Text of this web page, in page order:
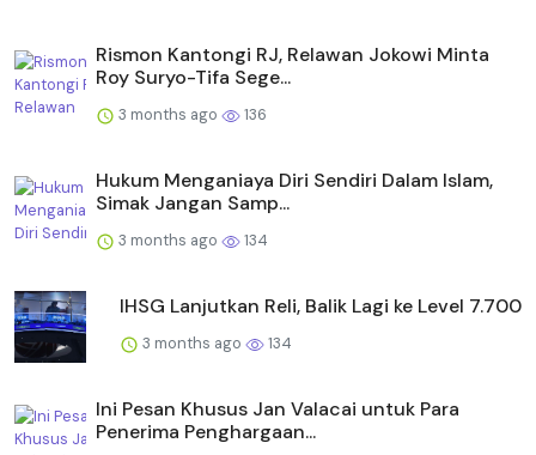
Rismon Kantongi RJ, Relawan Jokowi Minta
Roy Suryo-Tifa Sege...
3 months ago 136
Hukum Menganiaya Diri Sendiri Dalam Islam,
Simak Jangan Samp...
3 months ago 134
IHSG Lanjutkan Reli, Balik Lagi ke Level 7.700
3 months ago 134
Ini Pesan Khusus Jan Valacai untuk Para
Penerima Penghargaan...